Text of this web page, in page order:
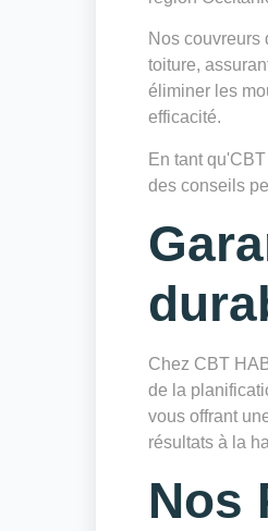
Nos couvreurs
toiture,
éliminer les
efficacité.
En tant
des conseils
Chez CBT
de la
vous offrant
résultats à la
Nos